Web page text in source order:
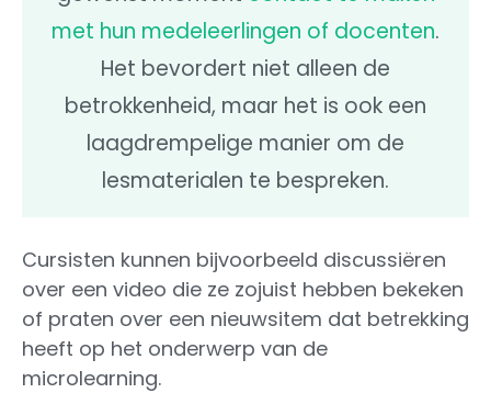
met hun medeleerlingen of docenten.
Het bevordert niet alleen de
betrokkenheid, maar het is ook een
laagdrempelige manier om de
lesmaterialen te bespreken.
Cursisten kunnen bijvoorbeeld discussiëren
over een video die ze zojuist hebben bekeken
of praten over een nieuwsitem dat betrekking
heeft op het onderwerp van de
microlearning.